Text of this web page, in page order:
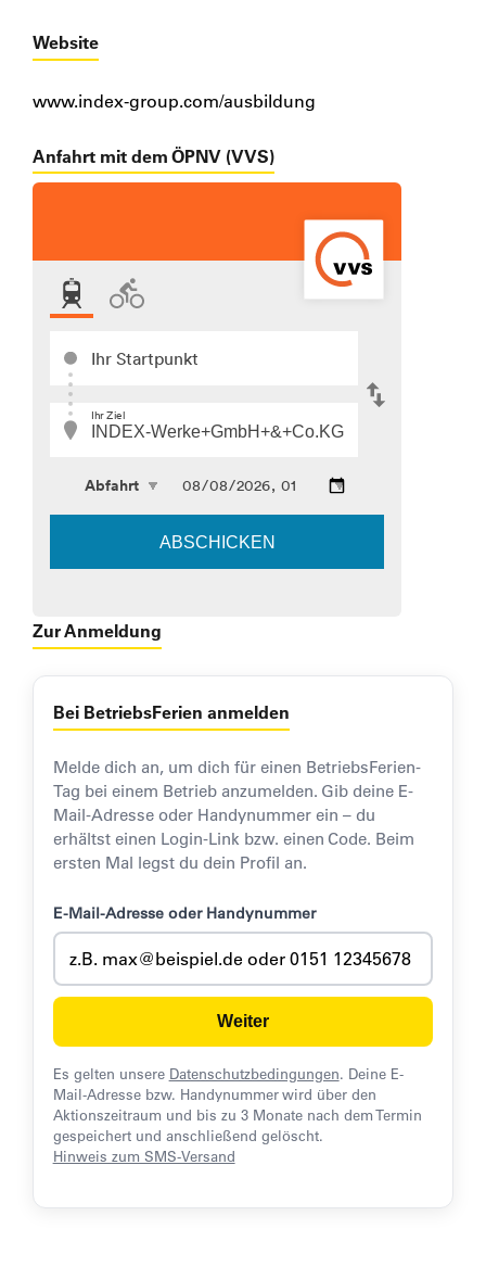
Website
www.index-group.com/ausbildung
Anfahrt mit dem ÖPNV (VVS)
Zur Anmeldung
Bei BetriebsFerien anmelden
Melde dich an, um dich für einen BetriebsFerien-
Tag bei einem Betrieb anzumelden. Gib deine E-
Mail-Adresse oder Handynummer ein – du
erhältst einen Login-Link bzw. einen Code. Beim
ersten Mal legst du dein Profil an.
E-Mail-Adresse oder Handynummer
Weiter
Es gelten unsere Datenschutzbedingungen. Deine E-
Mail-Adresse bzw. Handynummer wird über den
Aktionszeitraum und bis zu 3 Monate nach dem Termin
gespeichert und anschließend gelöscht.
Hinweis zum SMS-Versand